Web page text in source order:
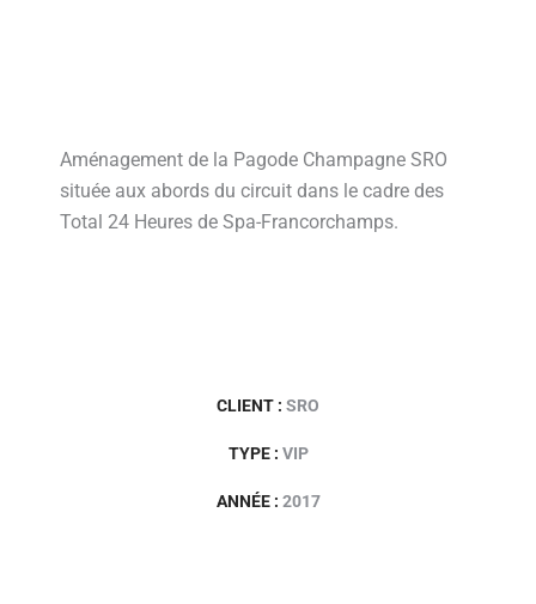
Aménagement de la Pagode Champagne SRO
située aux abords du circuit dans le cadre des
Total 24 Heures de Spa-Francorchamps.
CLIENT : SRO
TYPE : VIP
ANNÉE : 2017